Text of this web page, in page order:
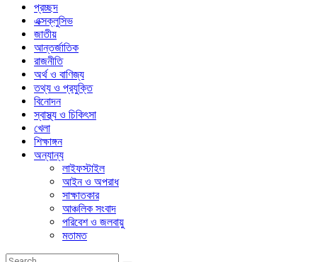
প্রচ্ছদ
এক্সক্লুসিভ
জাতীয়
আন্তর্জাতিক
রাজনীতি
অর্থ ও বাণিজ্য
তথ্য ও প্রযুক্তি
বিনোদন
স্বাস্থ্য ও চিকিৎসা
খেলা
শিক্ষাঙ্গন
অন্যান্য
লাইফস্টাইল
আইন ও অপরাধ
সাক্ষাতকার
আঞ্চলিক সংবাদ
পরিবেশ ও জলবায়ু
মতামত